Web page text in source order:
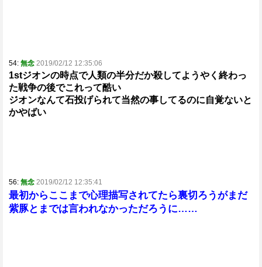
54: 無念 2019/02/12 12:35:06
1stジオンの時点で人類の半分だか殺してようやく終わっ
た戦争の後でこれって酷い
ジオンなんて石投げられて当然の事してるのに自覚ないと
かやばい
56: 無念 2019/02/12 12:35:41
最初からここまで心理描写されてたら裏切ろうがまだ
紫豚とまでは言われなかっただろうに……